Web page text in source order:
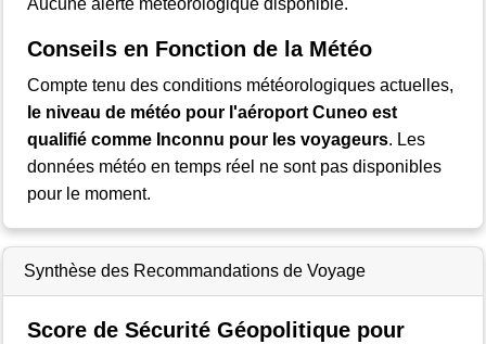
Aucune alerte météorologique disponible.
Conseils en Fonction de la Météo
Compte tenu des conditions météorologiques actuelles,
le niveau de météo pour l'aéroport Cuneo est
qualifié comme Inconnu pour les voyageurs. Les
données météo en temps réel ne sont pas disponibles
pour le moment.
Synthèse des Recommandations de Voyage
Score de Sécurité Géopolitique pour